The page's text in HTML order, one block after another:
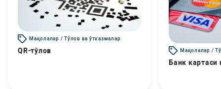
Мақолалар / Тўлов ва ўтказмалар
QR-тўлов Мақолалар /
Банк картаси